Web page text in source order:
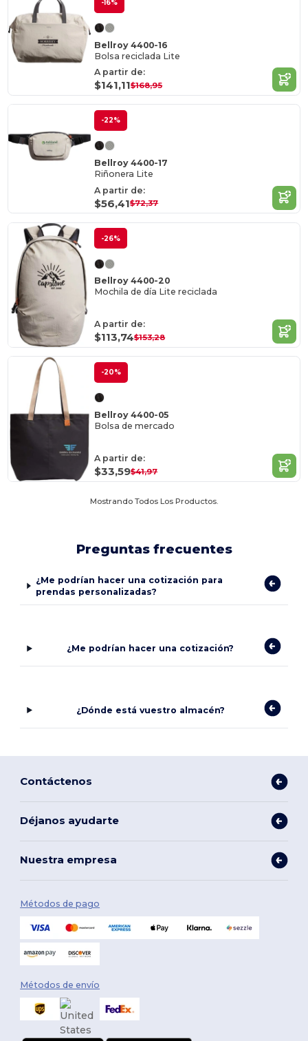
-16%
Bellroy 4400-16
Bolsa reciclada Lite
A partir de:
$141,11$168,95
-22%
Bellroy 4400-17
Riñonera Lite
A partir de:
$56,41$72,37
-26%
Bellroy 4400-20
Mochila de día Lite reciclada
A partir de:
$113,74$153,28
-20%
Bellroy 4400-05
Bolsa de mercado
A partir de:
$33,59$41,97
Mostrando Todos Los Productos.
Preguntas frecuentes
¿Me podrían hacer una cotización para
prendas personalizadas?
¿Me podrían hacer una cotización?
¿Dónde está vuestro almacén?
Contáctenos
Déjanos ayudarte
Nuestra empresa
Métodos de pago
Métodos de envío